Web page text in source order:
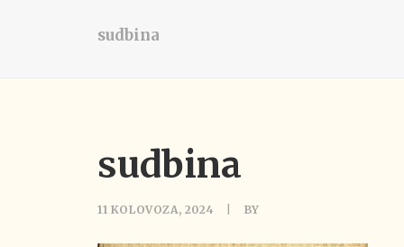
sudbina
sudbina
11 KOLOVOZA, 2024 BY